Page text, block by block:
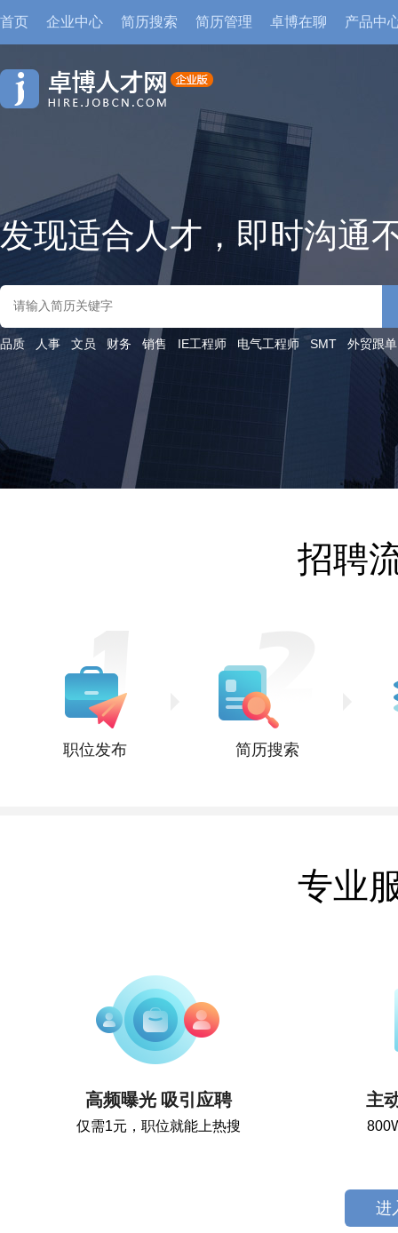
首页 企业中心 简历搜索 简历管理 卓博在聊 产品中
发现适合人才，即时沟通
品质 人事 文员 财务 销售 IE工程师 电气工程师 SMT 外贸跟单
招聘
职位发布 简历搜索
专业
高频曝光 吸引应聘
仅需1元，职位就能上热搜
主
进